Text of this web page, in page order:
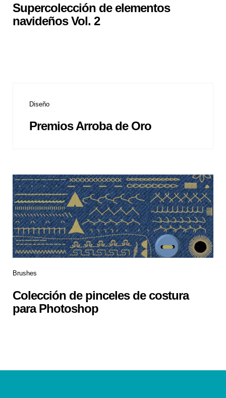
Supercolección de elementos
navideños Vol. 2
Diseño
Premios Arroba de Oro
Brushes
Colección de pinceles de costura
para Photoshop